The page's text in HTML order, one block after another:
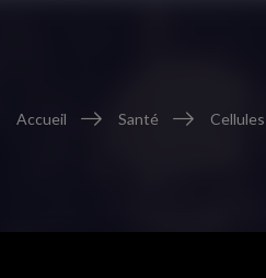
Fil
Accueil Santé